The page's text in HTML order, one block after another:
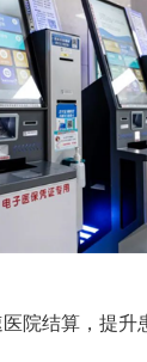
院结算，提升